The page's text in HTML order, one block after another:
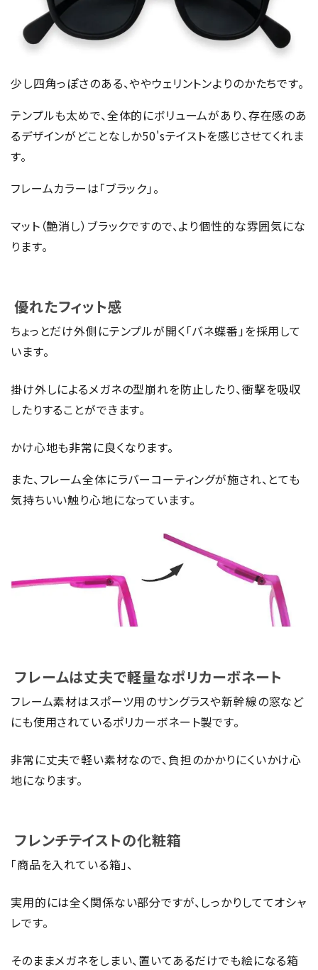
少し四角っぽさのある、ややウェリントンよりのかたちです。
テンプルも太めで、全体的にボリュームがあり、存在感のあ
るデザインがどことなしか50'sテイストを感じさせてくれま
す。
フレームカラーは「ブラック」。
マット（艶消し）ブラックですので、より個性的な雰囲気にな
ります。
優れたフィット感
ちょっとだけ外側にテンプルが開く「バネ蝶番」を採用して
います。
掛け外しによるメガネの型崩れを防止したり、衝撃を吸収
したりすることができます。
かけ心地も非常に良くなります。
また、フレーム全体にラバーコーティングが施され、とても
気持ちいい触り心地になっています。
フレームは丈夫で軽量なポリカーボネート
フレーム素材はスポーツ用のサングラスや新幹線の窓など
にも使用されているポリカーボネート製です。
非常に丈夫で軽い素材なので、負担のかかりにくいかけ心
地になります。
フレンチテイストの化粧箱
「商品を入れている箱」、
実用的には全く関係ない部分ですが、しっかりしててオシャ
レです。
そのままメガネをしまい、置いてあるだけでも絵になる箱